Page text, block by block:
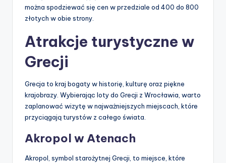
można spodziewać się cen w przedziale od 400 do 800
złotych w obie strony.
Atrakcje turystyczne w
Grecji
Grecja to kraj bogaty w historię, kulturę oraz piękne
krajobrazy. Wybierając loty do Grecji z Wrocławia, warto
zaplanować wizytę w najważniejszych miejscach, które
przyciągają turystów z całego świata.
Akropol w Atenach
Akropol, symbol starożytnej Grecji, to miejsce, które